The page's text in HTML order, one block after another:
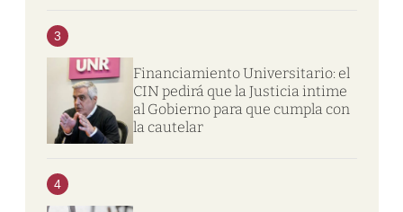
3
Financiamiento Universitario: el
CIN pedirá que la Justicia intime
al Gobierno para que cumpla con
la cautelar
4